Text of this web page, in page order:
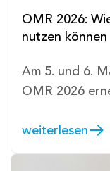
OMR 2026:
nutzen können
Am 5. und 6.
OMR 2026
weiterlesen